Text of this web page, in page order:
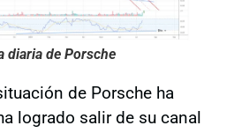
diaria de Porsche
de Porsche ha
logrado salir de su canal